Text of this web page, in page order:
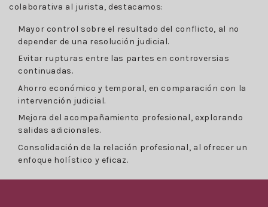
colaborativa al jurista, destacamos:
Mayor control sobre el resultado del conflicto, al no
depender de una resolución judicial.
Evitar rupturas entre las partes en controversias
continuadas.
Ahorro económico y temporal, en comparación con la
intervención judicial.
Mejora del acompañamiento profesional, explorando
salidas adicionales.
Consolidación de la relación profesional, al ofrecer un
enfoque holístico y eficaz.